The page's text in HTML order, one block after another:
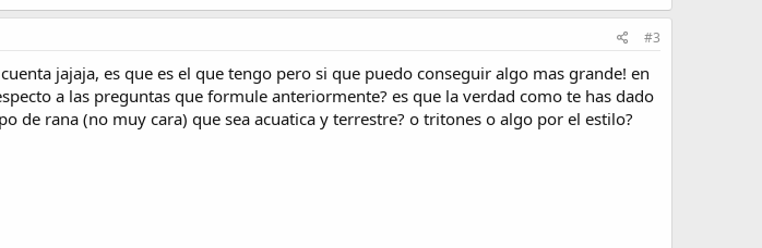
#3
jajaja, es que es el que tengo pero si que puedo conseguir algo mas grande! en
a las preguntas que formule anteriormente? es que la verdad como te has dado
de rana (no muy cara) que sea acuatica y terrestre? o tritones o algo por el estilo?